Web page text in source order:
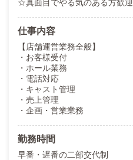
☆真面目でやる気のある方歓迎
仕事内容
【店舗運営業務全般】
・お客様受付
・ホール業務
・電話対応
・キャスト管理
・売上管理
・企画・営業業務
勤務時間
早番・遅番の二部交代制